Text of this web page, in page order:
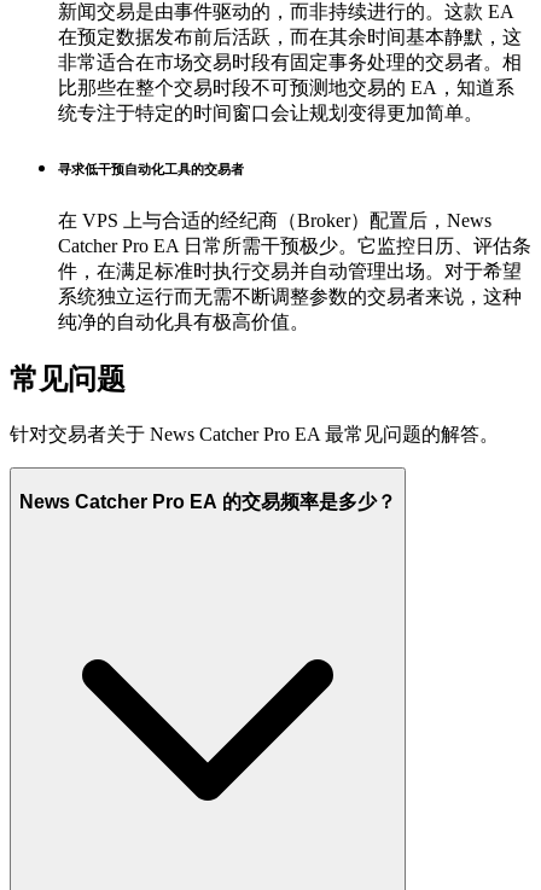
新闻交易是由事件驱动的，而非持续进行的。这款 EA
在预定数据发布前后活跃，而在其余时间基本静默，这
非常适合在市场交易时段有固定事务处理的交易者。相
比那些在整个交易时段不可预测地交易的 EA，知道系
统专注于特定的时间窗口会让规划变得更加简单。
寻求低干预自动化工具的交易者
在 VPS 上与合适的经纪商（Broker）配置后，News
Catcher Pro EA 日常所需干预极少。它监控日历、评估条
件，在满足标准时执行交易并自动管理出场。对于希望
系统独立运行而无需不断调整参数的交易者来说，这种
纯净的自动化具有极高价值。
常见问题
针对交易者关于 News Catcher Pro EA 最常见问题的解答。
News Catcher Pro EA 的交易频率是多少？